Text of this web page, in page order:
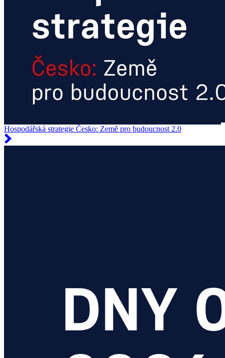
Hospodářská strategie Česko: Země pro budoucnost 2.0